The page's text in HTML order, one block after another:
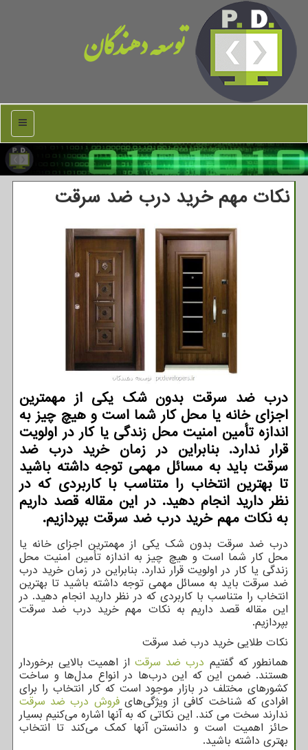
توسعه دهندگان
منو
نکات مهم خرید درب ضد سرقت
درب ضد سرقت بدون شک یکی از مهمترین
اجزای خانه یا محل کار شما است و هیچ چیز به
اندازه تأمین امنیت محل زندگی یا کار در اولویت
قرار ندارد. بنابراین در زمان خرید درب ضد
سرقت باید به مسائل مهمی توجه داشته باشید
تا بهترین انتخاب را متناسب با کاربردی که در
نظر دارید انجام دهید. در این مقاله قصد داریم
به نکات مهم خرید درب ضد سرقت بپردازیم.
درب ضد سرقت بدون شک یکی از مهمترین اجزای خانه یا
محل کار شما است و هیچ چیز به اندازه تأمین امنیت محل
زندگی یا کار در اولویت قرار ندارد. بنابراین در زمان خرید درب
ضد سرقت باید به مسائل مهمی توجه داشته باشید تا بهترین
انتخاب را متناسب با کاربردی که در نظر دارید انجام دهید. در
این مقاله قصد داریم به نکات مهم خرید درب ضد سرقت
بپردازیم.
نکات طلایی خرید درب ضد سرقت
همانطور که گفتیم درب ضد سرقت از اهمیت بالایی برخوردار
هستند. ضمن این که این درب‌ها در انواع مدل‌ها و ساخت
کشورهای مختلف در بازار موجود است که کار انتخاب را برای
افرادی که شناخت کافی از ویژگی‌هایفروش درب ضد سرقت
ندارند سخت می کند. این نکاتی که به آنها اشاره می‌کنیم بسیار
حائز اهمیت است و دانستن آنها کمک می‌کند تا انتخاب
بهتری داشته باشید.